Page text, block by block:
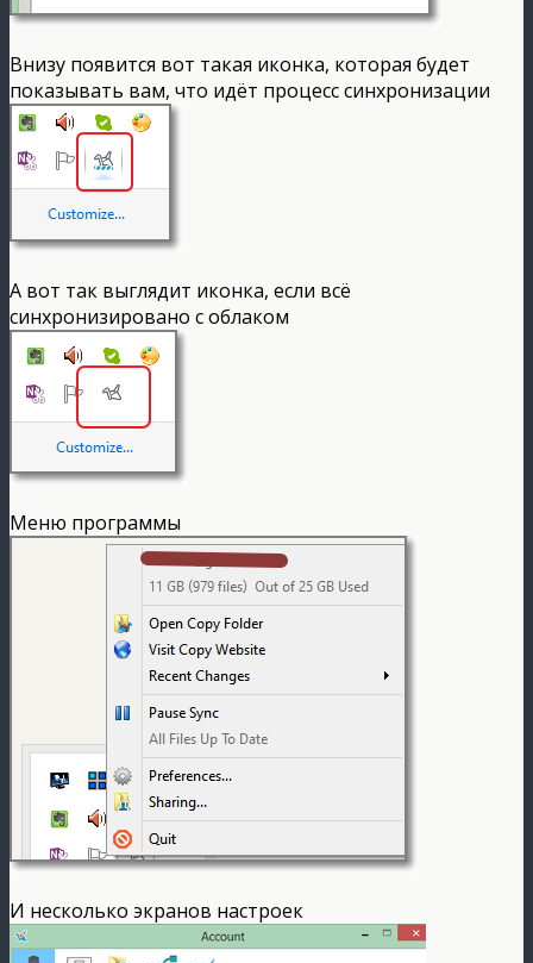
Внизу появится вот такая иконка, которая будет
показывать вам, что идёт процесс синхронизации
А вот так выглядит иконка, если всё
синхронизировано с облаком
Меню программы
И несколько экранов настроек